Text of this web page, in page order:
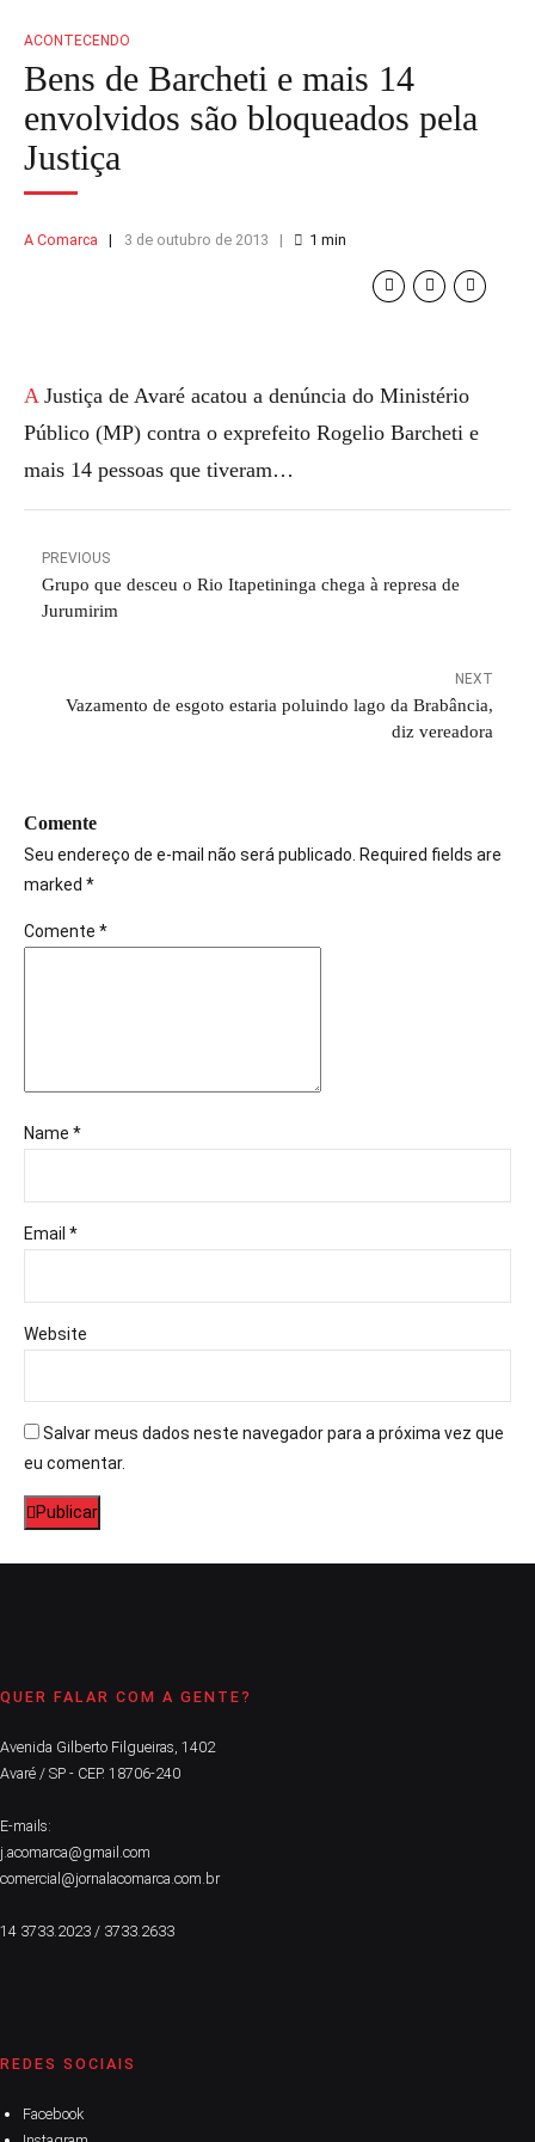
ACONTECENDO
Bens de Barcheti e mais 14
envolvidos são bloqueados pela
Justiça
A Comarca 3 de outubro de 2013 1 min
A Justiça de Avaré acatou a denúncia do Ministério
Público (MP) contra o exprefeito Rogelio Barcheti e
mais 14 pessoas que tiveram…
PREVIOUS
Grupo que desceu o Rio Itapetininga chega à represa de
Jurumirim
NEXT
Vazamento de esgoto estaria poluindo lago da Brabância,
diz vereadora
Comente
Seu endereço de e-mail não será publicado. Required fields are
marked *
Comente *
Name *
Email *
Website
Salvar meus dados neste navegador para a próxima vez que
eu comentar.
Publicar
QUER FALAR COM A GENTE?
Avenida Gilberto Filgueiras, 1402
Avaré / SP - CEP. 18706-240
E-mails:
j.acomarca@gmail.com
comercial@jornalacomarca.com.br
14 3733.2023 / 3733.2633
REDES SOCIAIS
Facebook